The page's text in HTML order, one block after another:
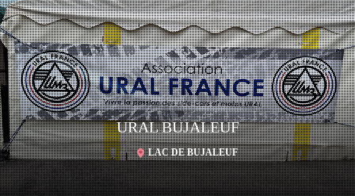
URAL BUJALEUF
LAC DE BUJALEUF